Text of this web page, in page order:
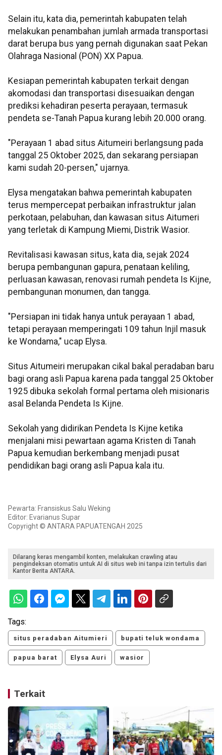
Selain itu, kata dia, pemerintah kabupaten telah
melakukan penambahan jumlah armada transportasi
darat berupa bus yang pernah digunakan saat Pekan
Olahraga Nasional (PON) XX Papua.
Kesiapan pemerintah kabupaten terkait dengan
akomodasi dan transportasi disesuaikan dengan
prediksi kehadiran peserta perayaan, termasuk
pendeta se-Tanah Papua kurang lebih 20.000 orang.
"Perayaan 1 abad situs Aitumeiri berlangsung pada
tanggal 25 Oktober 2025, dan sekarang persiapan
kami sudah 20-persen," ujarnya.
Elysa mengatakan bahwa pemerintah kabupaten
terus mempercepat perbaikan infrastruktur jalan
perkotaan, pelabuhan, dan kawasan situs Aitumeri
yang terletak di Kampung Miemi, Distrik Wasior.
Revitalisasi kawasan situs, kata dia, sejak 2024
berupa pembangunan gapura, penataan keliling,
perluasan kawasan, renovasi rumah pendeta Is Kijne,
pembangunan monumen, dan tangga.
"Persiapan ini tidak hanya untuk perayaan 1 abad,
tetapi perayaan memperingati 109 tahun Injil masuk
ke Wondama," ucap Elysa.
Situs Aitumeiri merupakan cikal bakal peradaban baru
bagi orang asli Papua karena pada tanggal 25 Oktober
1925 dibuka sekolah formal pertama oleh misionaris
asal Belanda Pendeta Is Kijne.
Sekolah yang didirikan Pendeta Is Kijne ketika
menjalani misi pewartaan agama Kristen di Tanah
Papua kemudian berkembang menjadi pusat
pendidikan bagi orang asli Papua kala itu.
Pewarta: Fransiskus Salu Weking
Editor: Evarianus Supar
Copyright © ANTARA PAPUATENGAH 2025
Dilarang keras mengambil konten, melakukan crawling atau
pengindeksan otomatis untuk AI di situs web ini tanpa izin tertulis dari
Kantor Berita ANTARA.
Tags:
situs peradaban Aitumieri bupati teluk wondama
papua barat Elysa Auri wasior
Terkait